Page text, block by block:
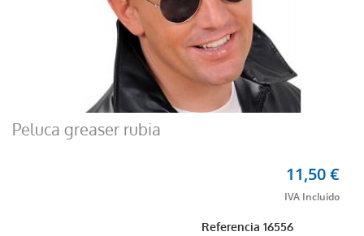
Peluca greaser rubia
Referencia16556
11,50 €